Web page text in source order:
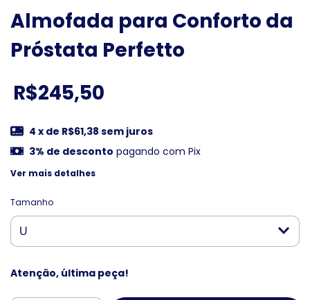
Almofada para Conforto da
Próstata Perfetto
R$245,50
4 x de R$61,38 sem juros
3% de desconto pagando com Pix
Ver mais detalhes
Tamanho
Atenção, última peça!